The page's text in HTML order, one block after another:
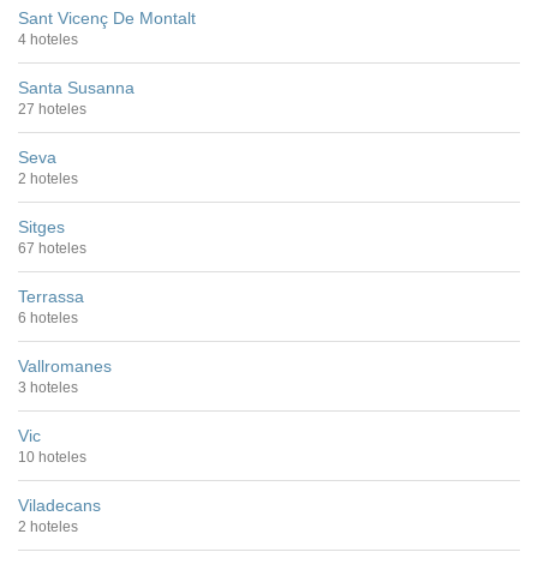
Sant Vicenç De Montalt
4 hoteles
Santa Susanna
27 hoteles
Seva
2 hoteles
Sitges
67 hoteles
Terrassa
6 hoteles
Vallromanes
3 hoteles
Vic
10 hoteles
Viladecans
2 hoteles